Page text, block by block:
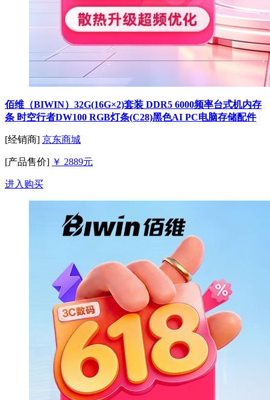
佰维（BIWIN）32G(16G×2)套装 DDR5 6000频率台式机内存
条 时空行者DW100 RGB灯条(C28)黑色AI PC电脑存储配件
[经销商] 京东商城
[产品售价] ￥ 2889元
进入购买